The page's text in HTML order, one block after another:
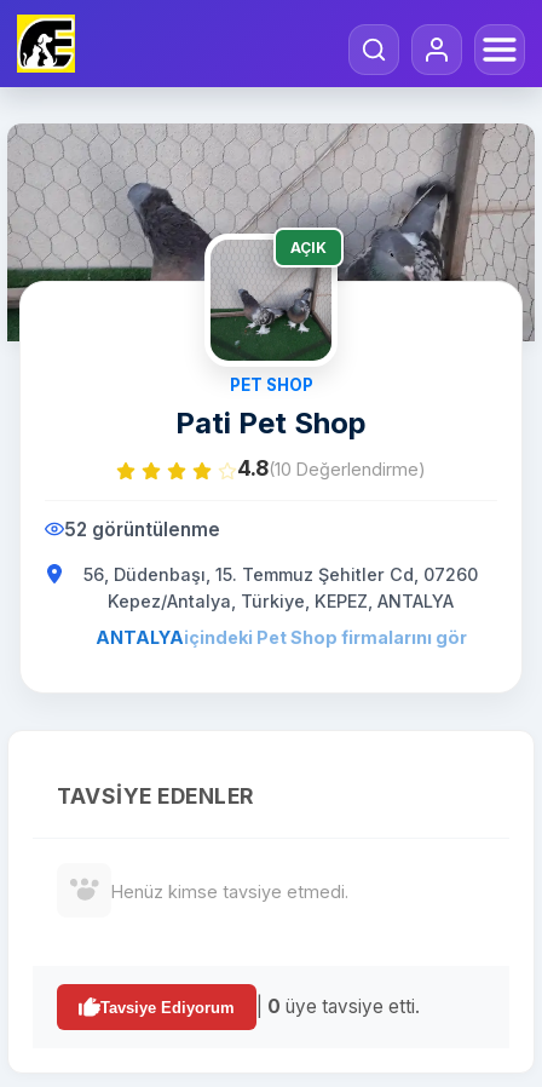
AÇIK
PET SHOP
Pati Pet Shop
4.8(10 Değerlendirme)
52 görüntülenme
56, Düdenbaşı, 15. Temmuz Şehitler Cd, 07260
Kepez/Antalya, Türkiye, KEPEZ, ANTALYA
ANTALYAiçindeki Pet Shop firmalarını gör
TAVSIYE EDENLER
Henüz kimse tavsiye etmedi.
Tavsiye Ediyorum 0 üye tavsiye etti.